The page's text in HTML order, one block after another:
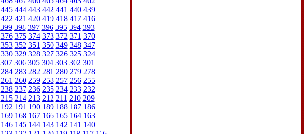
445 444 443 442 441 440 439
422 421 420 419 418 417 416
399 398 397 396 395 394 393
376 375 374 373 372 371 370
353 352 351 350 349 348 347
330 329 328 327 326 325 324
307 306 305 304 303 302 301
284 283 282 281 280 279 278
261 260 259 258 257 256 255
238 237 236 235 234 233 232
215 214 213 212 211 210 209
192 191 190 189 188 187 186
169 168 167 166 165 164 163
146 145 144 143 142 141 140